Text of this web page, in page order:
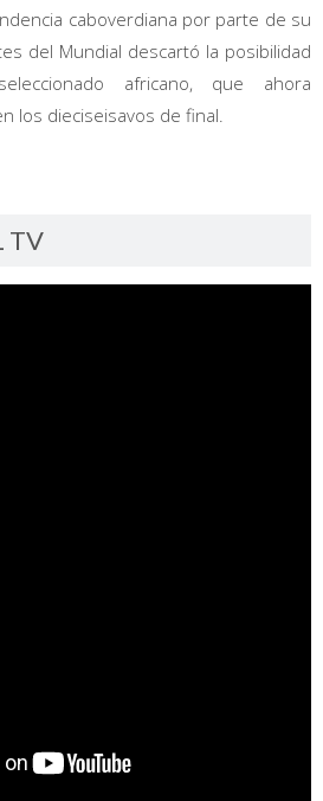
caboverdiana por parte de su
del Mundial descartó la posibilidad
africano, que ahora
los dieciseisavos de final.
TV